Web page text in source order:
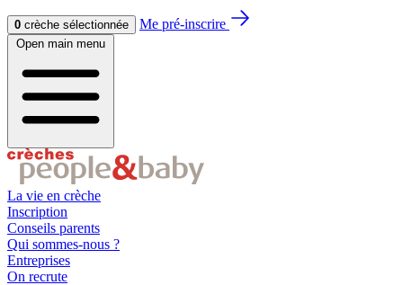
Aller au contenuAller au footer
0 crèche sélectionnée Me pré-inscrire
Open main menu
La vie en crèche
Inscription
Conseils parents
Qui sommes-nous ?
Entreprises
On recrute